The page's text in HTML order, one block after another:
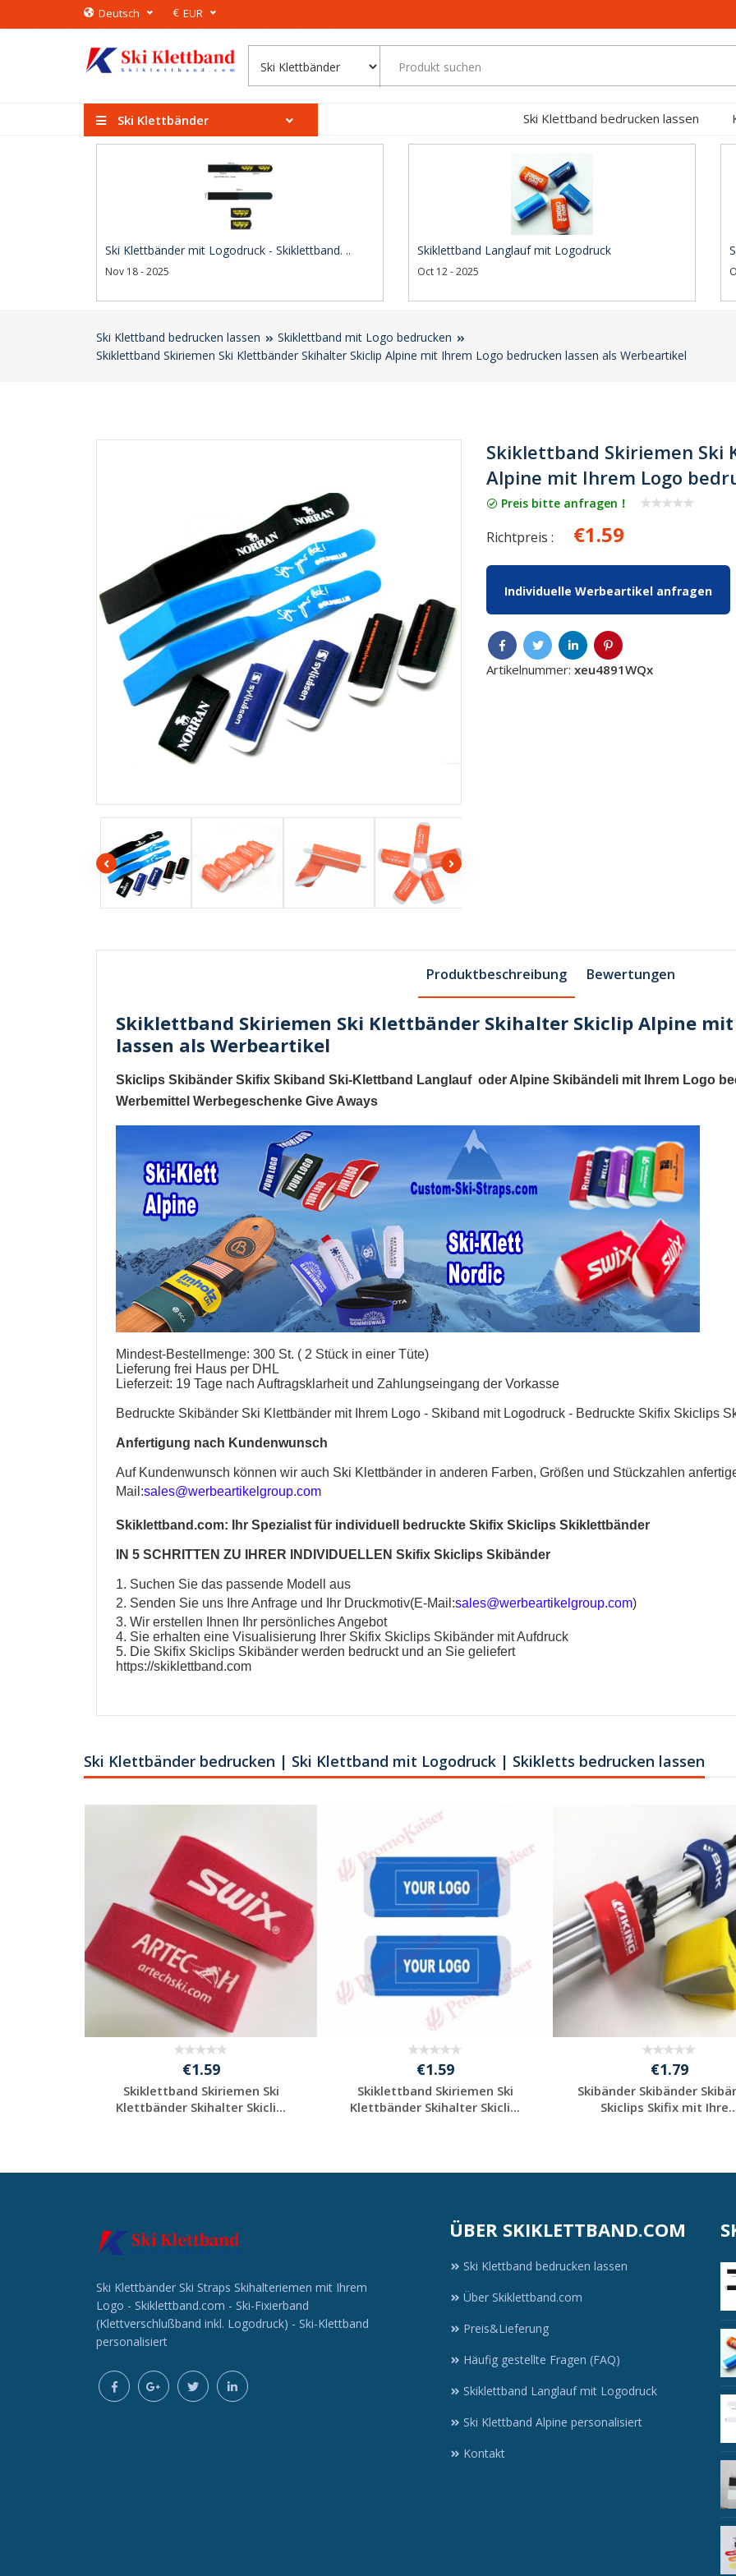
Deutsch € EUR
Ski Klettbänder Ski Klettband bedrucken lassen
Ski Klettbänder mit Logodruck - Skiklettband. ..
Nov 18 - 2025
Skiklettband Langlauf mit Logodruck
Oct 12 - 2025
Ski Klettband bedrucken lassen
Skiklettband mit Logo bedrucken
Skiklettband Skiriemen Ski Klettbänder Skihalter Skiclip Alpine mit Ihrem Logo bedrucken lassen als Werbeartikel
Skiklettband Skiriemen Ski
Alpine mit Ihrem Logo
Preis bitte anfragen！
Richtpreis : €1.59
Individuelle Werbeartikel anfragen
Artikelnummer: xeu4891WQx
Produktbeschreibung Bewertungen
Skiklettband Skiriemen Ski Klettbänder Skihalter Skiclip Alpine
lassen als Werbeartikel
Skiclips Skibänder Skifix Skiband Ski-Klettband Langlauf oder AlpineSkibändeli mit Ihrem Logo
Werbemittel Werbegeschenke Give Aways
Mindest-Bestellmenge: 300 St. ( 2 Stück in einer Tüte)
Lieferung frei Haus per DHL
Lieferzeit: 19 Tage nach Auftragsklarheit und Zahlungseingang der Vorkasse
Bedruckte Skibänder Ski Klettbänder mit Ihrem Logo - Skiband mit Logodruck - Bedruckte Skifix Skiclips
Anfertigung nach Kundenwunsch
Auf Kundenwunsch können wir auch Ski Klettbänder in anderen Farben, Größen und Stückzahlen
Mail:sales@werbeartikelgroup.com
Skiklettband.com: Ihr Spezialist für individuell bedruckte Skifix Skiclips Skiklettbänder
IN 5 SCHRITTEN ZU IHRER INDIVIDUELLEN Skifix Skiclips Skibänder
1. Suchen Sie das passende Modell aus
2. Senden Sie uns Ihre Anfrage und Ihr Druckmotiv(E-Mail:sales@werbeartikelgroup.com)
3. Wir erstellen Ihnen Ihr persönliches Angebot
4. Sie erhalten eine Visualisierung Ihrer Skifix Skiclips Skibänder mit Aufdruck
5. Die Skifix Skiclips Skibänder werden bedruckt und an Sie geliefert
https://skiklettband.com
Ski Klettbänder bedrucken | Ski Klettband mit Logodruck | Skikletts bedrucken lassen
€1.59
Skiklettband Skiriemen Ski
Klettbänder Skihalter Skicli...
anfragen
€1.59
Skiklettband Skiriemen Ski
Klettbänder Skihalter Skicli...
anfragen
€1.79
Skibänder Skibänder
Skiclips Skifix mit
anfragen
Ski Klettbänder Ski Straps Skihalteriemen mit Ihrem
Logo - Skiklettband.com - Ski-Fixierband
(Klettverschlußband inkl. Logodruck) - Ski-Klettband
personalisiert
ÜBER SKIKLETTBAND.COM
Ski Klettband bedrucken lassen
Über Skiklettband.com
Preis&Lieferung
Häufig gestellte Fragen (FAQ)
Skiklettband Langlauf mit Logodruck
Ski Klettband Alpine personalisiert
Kontakt